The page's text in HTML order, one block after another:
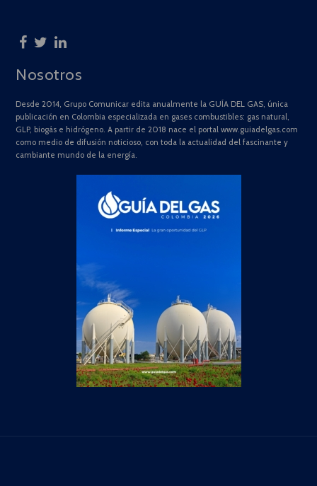
Nosotros
Desde 2014, Grupo Comunicar edita anualmente la GUÍA DEL GAS, única
publicación en Colombia especializada en gases combustibles: gas natural,
GLP, biogás e hidrógeno. A partir de 2018 nace el portal www.guiadelgas.com
como medio de difusión noticioso, con toda la actualidad del fascinante y
cambiante mundo de la energía.